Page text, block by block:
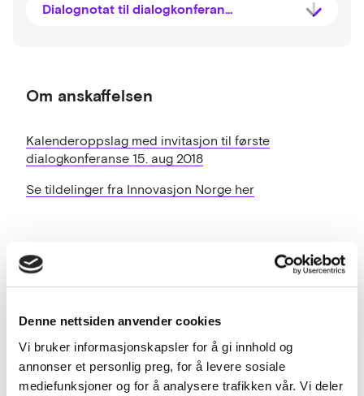
Denne nettsiden anvender cookies
Vi bruker informasjonskapsler for å gi innhold og
annonser et personlig preg, for å levere sosiale
mediefunksjoner og for å analysere trafikken vår. Vi deler
Dialognotat til dialogkonferansen 15. aug 2018
Om anskaffelsen
Kalenderoppslag med invitasjon til første
dialogkonferanse 15. aug 2018
Se tildelinger fra Innovasjon Norge her
Nye bærekraftige løsninger (økonomisk
og miljømessig) for broer og
Behov
Fylkeskommunene (48%) er sammen med